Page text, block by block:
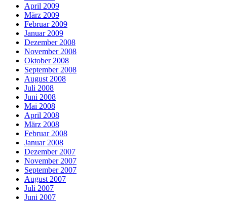
April 2009
März 2009
Februar 2009
Januar 2009
Dezember 2008
November 2008
Oktober 2008
September 2008
August 2008
Juli 2008
Juni 2008
Mai 2008
April 2008
März 2008
Februar 2008
Januar 2008
Dezember 2007
November 2007
September 2007
August 2007
Juli 2007
Juni 2007